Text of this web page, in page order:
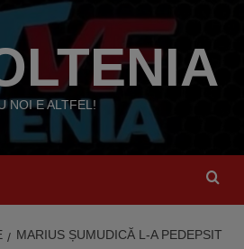
NOI E ALTFEL!
MARIUS ȘUMUDICĂ L-A PEDEPSIT